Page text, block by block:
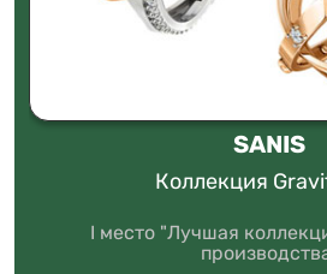
SANIS
Коллекция
I место "Лучшая